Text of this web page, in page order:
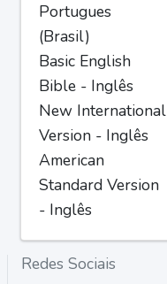
Portugues
(Brasil)
Basic English
Bible - Inglês
New International
Version - Inglês
American
Standard Version
- Inglês
Redes Sociais